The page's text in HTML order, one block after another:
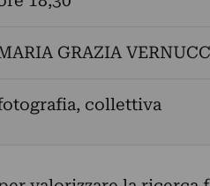
GRAZIA
collettiva